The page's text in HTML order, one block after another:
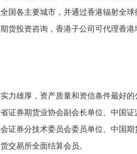
国各主要城市，并通过香港辐射全
货投资咨询，香港子公司可代理香
力雄厚，资产质量和资信条件最好
证券期货业协会副会长单位、中国
证券分技术委员会委员单位、中国
交易所全面结算会员。